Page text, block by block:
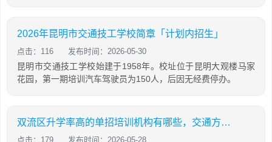
2026年昆明市交通技工学校简章「计划内招生」
点击：116 发布时间：2026-05-30
昆明市交通技工学校始建于1958年。校址位于昆明大观楼马家
花园，第一期培训汽车驾驶员为150人，后因无经费停办。
双流区升学率高的单招培训机构有哪些，交通方便吗
点击：179 发布时间：2026-05-28